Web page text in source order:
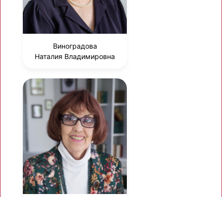
Виноградова
Наталия Владимировна